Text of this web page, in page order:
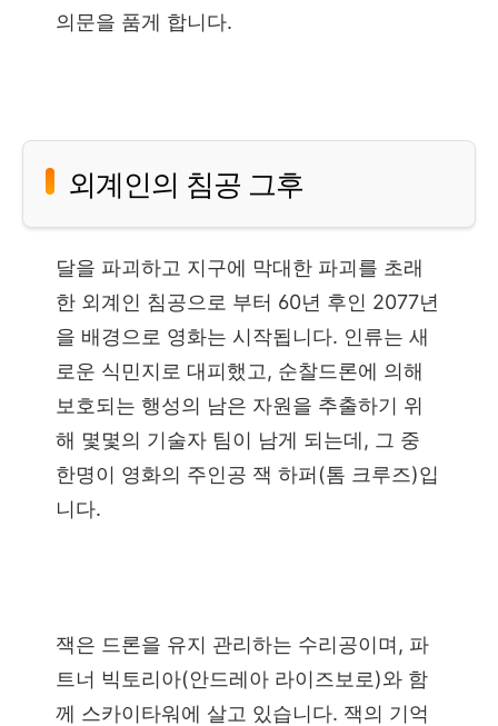
의문을 품게 합니다.
외계인의 침공 그후
달을 파괴하고 지구에 막대한 파괴를 초래
한 외계인 침공으로 부터 60년 후인 2077년
을 배경으로 영화는 시작됩니다. 인류는 새
로운 식민지로 대피했고, 순찰드론에 의해
보호되는 행성의 남은 자원을 추출하기 위
해 몇몇의 기술자 팀이 남게 되는데, 그 중
한명이 영화의 주인공 잭 하퍼(톰 크루즈)입
니다.
잭은 드론을 유지 관리하는 수리공이며, 파
트너 빅토리아(안드레아 라이즈보로)와 함
께 스카이타워에 살고 있습니다. 잭의 기억